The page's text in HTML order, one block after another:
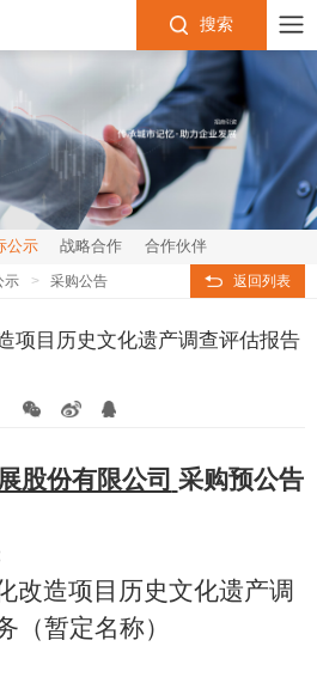
搜索
公示 战略合作 合作伙伴
示 采购公告 返回列表
项目历史文化遗产调查评估报告
股份有限公司 采购预公告
改造项目历史文化遗产调
（暂定名称）